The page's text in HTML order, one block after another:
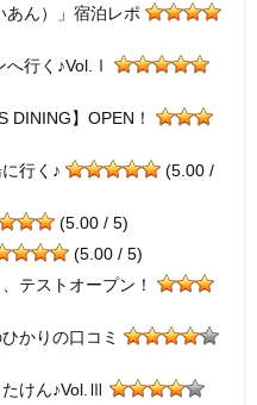
あん）」宿泊レポ
へ行く♪Vol.Ⅰ
DINING】OPEN！
行く♪
(5.00 /
(5.00 / 5)
(5.00 / 5)
テストオープン！
かりの口コミ
けん♪Vol.Ⅲ